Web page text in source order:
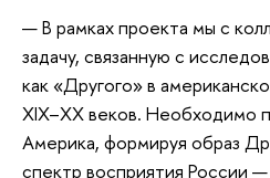
— В рамках проекта мы с
задачу, связанную с
как «Другого» в
XIX–XX веков. Необходимо
Америка, формируя образ
спектр восприятия России